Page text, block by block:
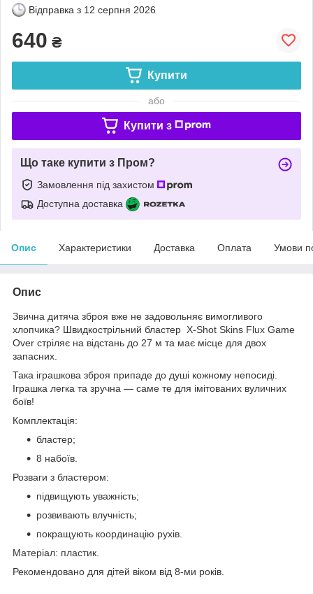
Відправка з 12 серпня 2026
640 ₴
Купити
або
Купити з
Що таке купити з Пром?
Замовлення під захистом
Доступна доставка
Опис Характеристики Доставка Оплата Умови
Опис
Звична дитяча зброя вже не задовольняє вимогливого
хлопчика? Швидкострільний бластер X-Shot Skins Flux Game
Over стріляє на відстань до 27 м та має місце для двох
запасних.
Така іграшкова зброя припаде до душі кожному непосиді.
Іграшка легка та зручна — саме те для імітованих вуличних
боїв!
Комплектація:
бластер;
8 набоїв.
Розваги з бластером:
підвищують уважність;
розвивають влучність;
покращують координацію рухів.
Матеріал: пластик.
Рекомендовано для дітей віком від 8-ми років.